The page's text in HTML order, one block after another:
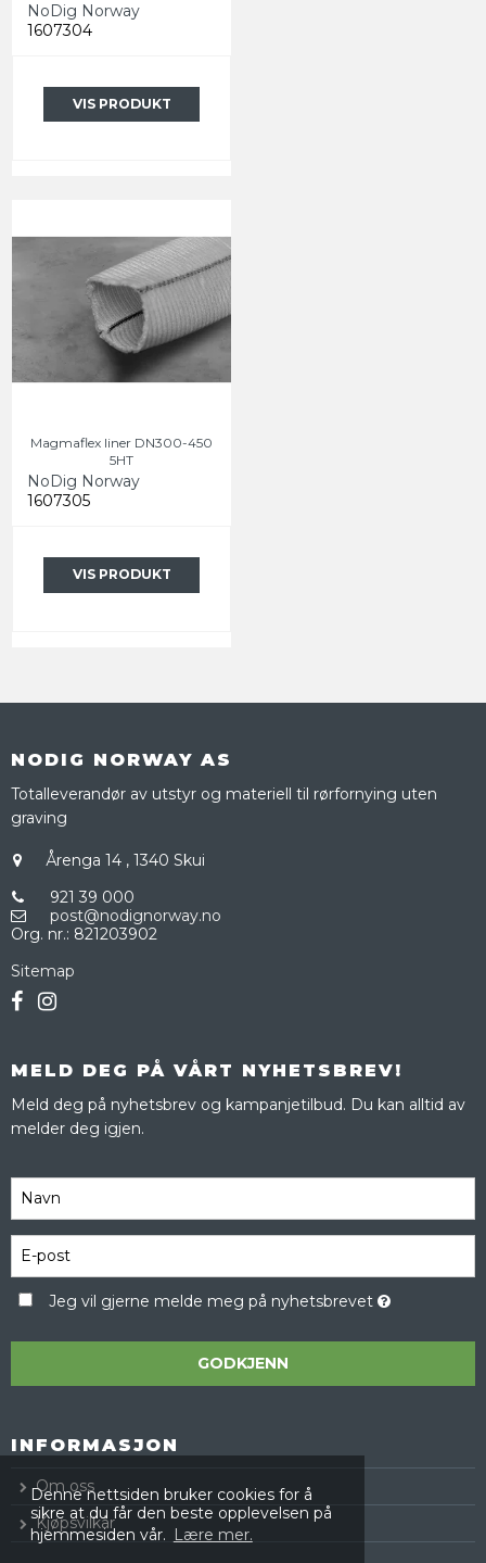
Denne nettsiden bruker cookies for å
sikre at du får den beste opplevelsen på
hjemmesiden vår. Lære mer.
NoDig Norway
1607304
VIS PRODUKT
Magmaflex liner DN300-450
5HT
NoDig Norway
1607305
VIS PRODUKT
NODIG NORWAY AS
Totalleverandør av utstyr og materiell til rørfornying uten
graving
Årenga 14 , 1340 Skui
921 39 000
post@nodignorway.no
Org. nr.: 821203902
Sitemap
MELD DEG PÅ VÅRT NYHETSBREV!
Meld deg på nyhetsbrev og kampanjetilbud. Du kan alltid av
melder deg igjen.
Jeg vil gjerne melde meg på nyhetsbrevet
GODKJENN
INFORMASJON
Om oss
Kjøpsvilkår